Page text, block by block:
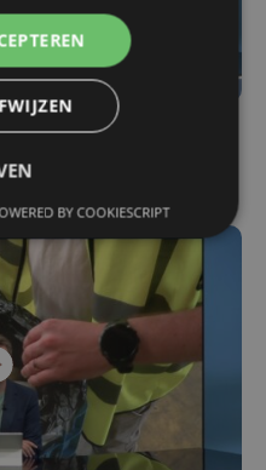
BY COOKIESCRIPT